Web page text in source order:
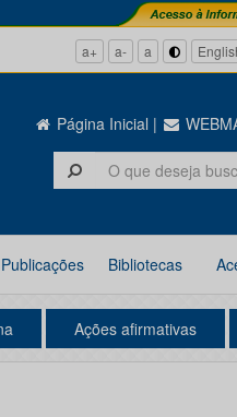
a+ a- a
Página Inicial |
Publicações Bibliotecas
Ações afirmativas